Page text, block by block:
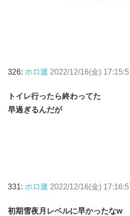
326: ホロ速 2022/12/16(金)
トイレ行ったら終わってた
早過ぎるんだが
331: ホロ速 2022/12/16(金)
初期雪夜月レベルに早かったなw